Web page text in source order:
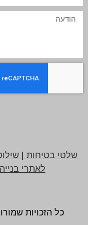
שלטי בטיחות |
לאתרי בנייה
כל הזכויות